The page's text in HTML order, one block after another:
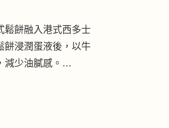
鬆餅融入港式西多士
餅浸潤蛋液後，以牛
減少油膩感。…